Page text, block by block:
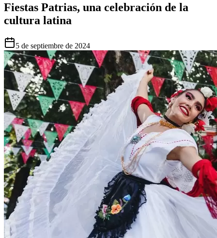
Fiestas Patrias, una celebración de la
cultura latina
5 de septiembre de 2024